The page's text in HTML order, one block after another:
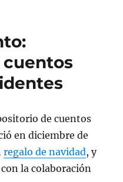
de cuentos
en diciembre de
regalo de navidad, y
la colaboración